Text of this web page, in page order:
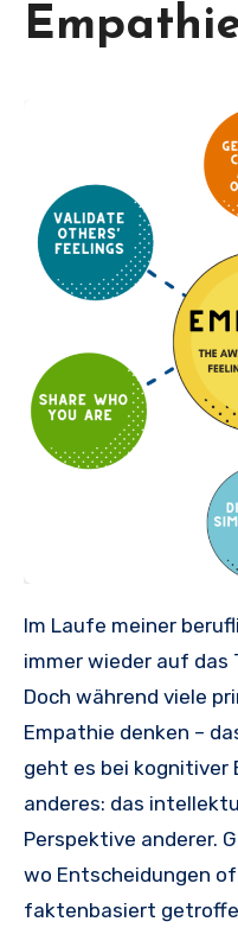
Im Laufe meiner beruflichen Laufbahn bin ich
immer wieder auf das
Doch während viele
Empathie denken –
geht es bei kognitiver
anderes: das
Perspektive anderer.
wo Entscheidungen
faktenbasiert